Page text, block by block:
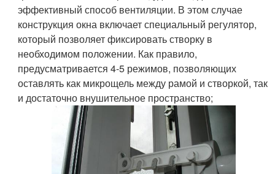
эффективный способ вентиляции. В этом случае
конструкция окна включает специальный регулятор,
который позволяет фиксировать створку в
необходимом положении. Как правило,
предусматривается 4-5 режимов, позволяющих
оставлять как микрощель между рамой и створкой, так
и достаточно внушительное пространство;